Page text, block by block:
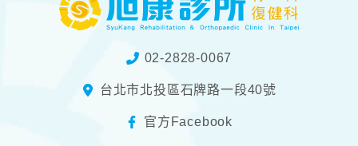
02-2828-0067
台北市北投區石牌路一段40號
官方Facebook